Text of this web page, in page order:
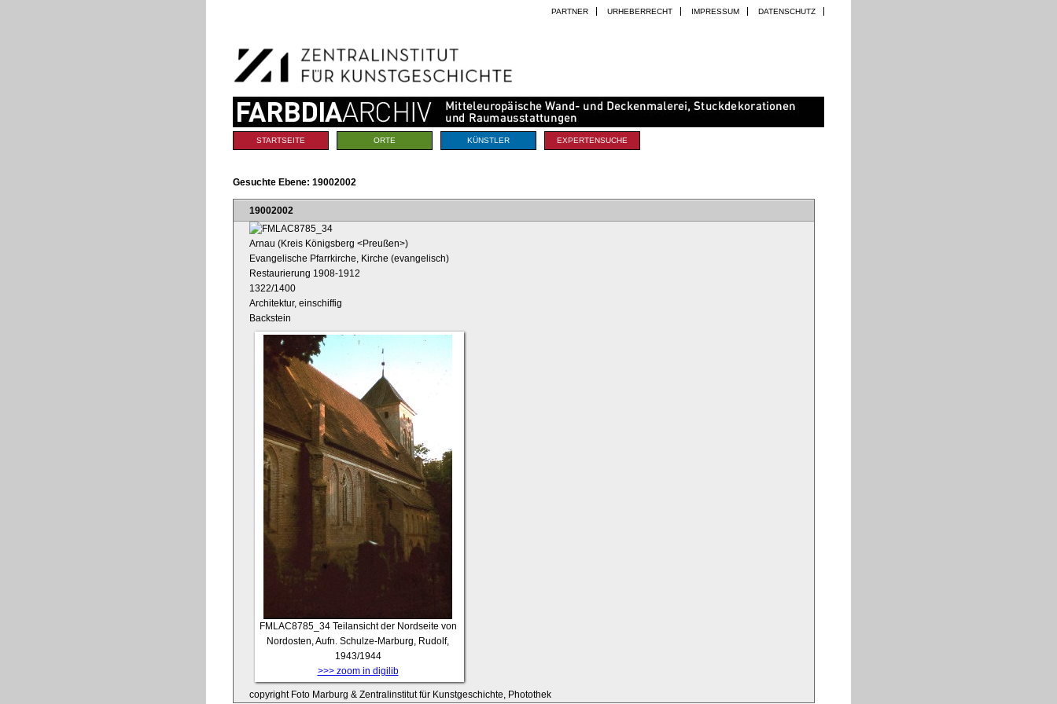
Navigation
PARTNER URHEBERRECHT IMPRESSUM DATENSCHUTZ
Sektionen
STARTSEITE ORTE KÜNSTLER EXPERTENSUCHE
Gesuchte Ebene: 19002002
19002002
Arnau (Kreis Königsberg <Preußen>)
Evangelische Pfarrkirche, Kirche (evangelisch)
Restaurierung 1908-1912
1322/1400
Architektur, einschiffig
Backstein
FMLAC8785_34 Teilansicht der Nordseite von
Nordosten, Aufn. Schulze-Marburg, Rudolf,
1943/1944
>>> zoom in digilib
copyright Foto Marburg & Zentralinstitut für Kunstgeschichte, Photothek